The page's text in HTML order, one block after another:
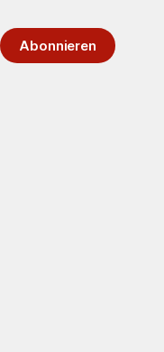
Abonnieren